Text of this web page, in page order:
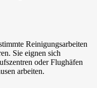
Reinigungsarbeiten
Sie eignen sich
oder Flughäfen
arbeiten.